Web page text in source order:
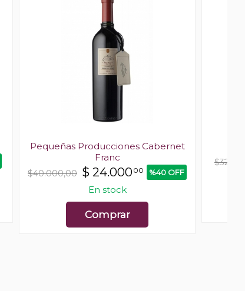
Pequeñas Producciones Cabernet
Franc
$40.000,00 $ 24.00000 %40 OFF
En stock
Comprar